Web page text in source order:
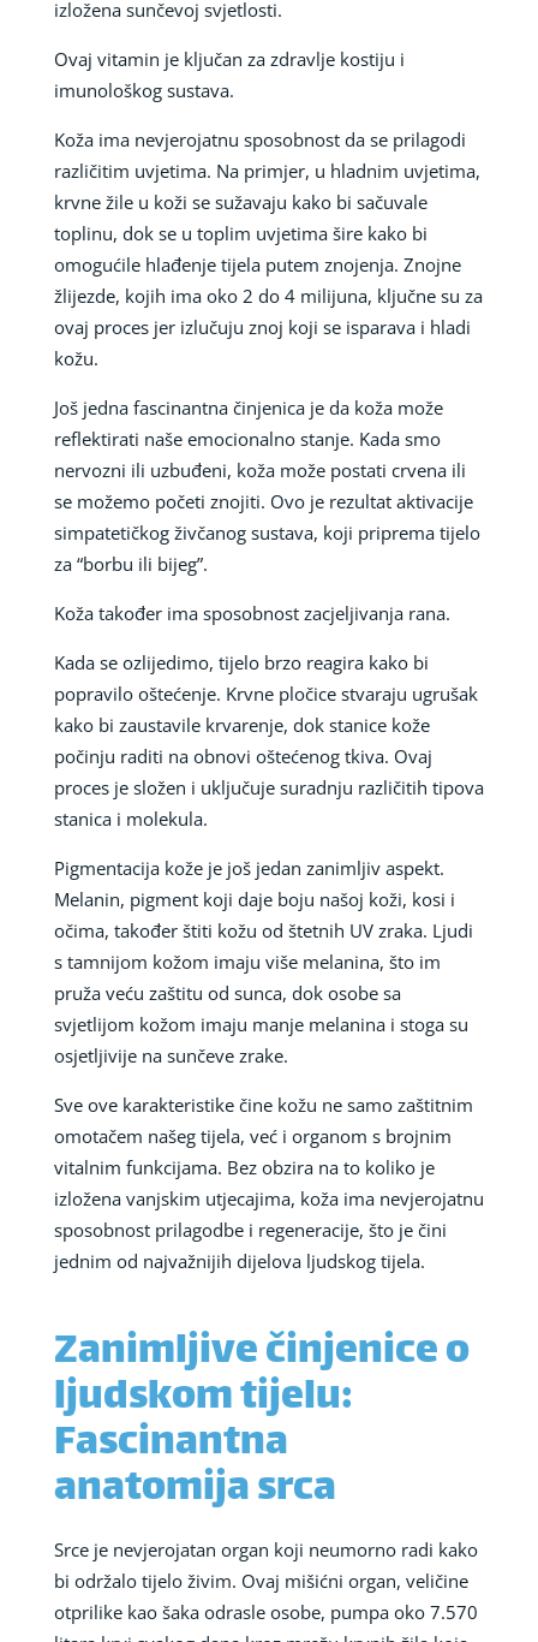
izložena sunčevoj svjetlosti.
Ovaj vitamin je ključan za zdravlje kostiju i
imunološkog sustava.
Koža ima nevjerojatnu sposobnost da se prilagodi
različitim uvjetima. Na primjer, u hladnim uvjetima,
krvne žile u koži se sužavaju kako bi sačuvale
toplinu, dok se u toplim uvjetima šire kako bi
omogućile hlađenje tijela putem znojenja. Znojne
žlijezde, kojih ima oko 2 do 4 milijuna, ključne su za
ovaj proces jer izlučuju znoj koji se isparava i hladi
kožu.
Još jedna fascinantna činjenica je da koža može
reflektirati naše emocionalno stanje. Kada smo
nervozni ili uzbuđeni, koža može postati crvena ili
se možemo početi znojiti. Ovo je rezultat aktivacije
simpatetičkog živčanog sustava, koji priprema tijelo
za “borbu ili bijeg”.
Koža također ima sposobnost zacjeljivanja rana.
Kada se ozlijedimo, tijelo brzo reagira kako bi
popravilo oštećenje. Krvne pločice stvaraju ugrušak
kako bi zaustavile krvarenje, dok stanice kože
počinju raditi na obnovi oštećenog tkiva. Ovaj
proces je složen i uključuje suradnju različitih tipova
stanica i molekula.
Pigmentacija kože je još jedan zanimljiv aspekt.
Melanin, pigment koji daje boju našoj koži, kosi i
očima, također štiti kožu od štetnih UV zraka. Ljudi
s tamnijom kožom imaju više melanina, što im
pruža veću zaštitu od sunca, dok osobe sa
svjetlijom kožom imaju manje melanina i stoga su
osjetljivije na sunčeve zrake.
Sve ove karakteristike čine kožu ne samo zaštitnim
omotačem našeg tijela, već i organom s brojnim
vitalnim funkcijama. Bez obzira na to koliko je
izložena vanjskim utjecajima, koža ima nevjerojatnu
sposobnost prilagodbe i regeneracije, što je čini
jednim od najvažnijih dijelova ljudskog tijela.
Zanimljive činjenice o
ljudskom tijelu:
Fascinantna
anatomija srca
Srce je nevjerojatan organ koji neumorno radi kako
bi održalo tijelo živim. Ovaj mišićni organ, veličine
otprilike kao šaka odrasle osobe, pumpa oko 7.570